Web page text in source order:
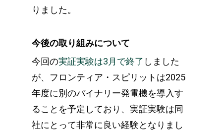
りました。
今後の取り組みについて
今回の実証実験は3月で終了 しました
が、フロンティア・スピリットは2025
年度に別のバイナリー発電機を導入す
ることを予定しており、実証実験は同
社にとって非常に良い経験となりまし